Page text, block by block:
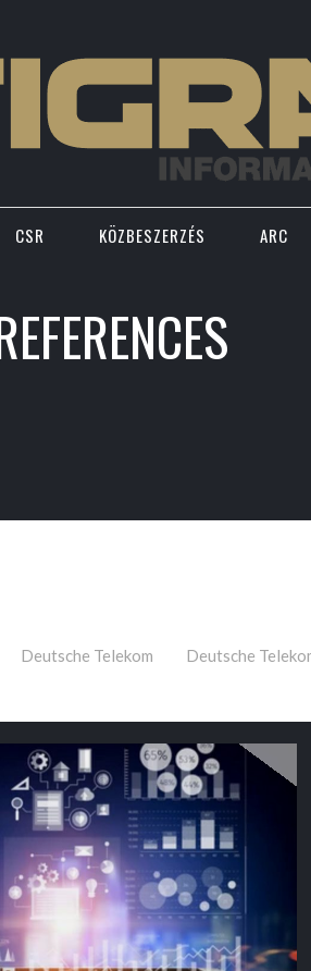
CSR KÖZBESZERZÉS ARC
Deutsche Telekom Deutsche